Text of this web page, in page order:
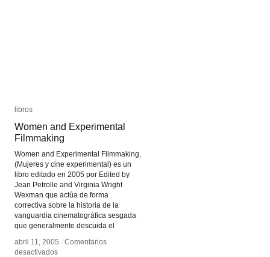
libros
Women and Experimental
Filmmaking
Women and Experimental Filmmaking,
(Mujeres y cine experimental) es un
libro editado en 2005 por Edited by
Jean Petrolle and Virginia Wright
Wexman que actúa de forma
correctiva sobre la historia de la
vanguardia cinematográfica sesgada
que generalmente descuida el
abril 11, 2005 / Comentarios
desactivadosen
libros
Women and Experimental
Filmmaking
abril 11, 2005 / Comentarios
desactivadosen